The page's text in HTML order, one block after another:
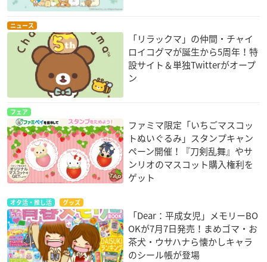
ニュース
「リラックマ」の仲間・チャイ
ロイコグマが誕生から5周年！特
設サイト＆単独Twitterがオープ
ン
フェア
ファミマ限定「いちごマスコッ
トぬいぐるみ」スタンプキャン
ペーン開催！『刀剣乱舞』やサ
ンリオのマスコット購入権利を
ゲット
オタ活・推し活 グッズ
「Dear：平成女児」メモリーBO
OKが7月7日発売！まめゴマ・お
茶犬・ウサハナら懐かしキャラ
のシール帳が登場